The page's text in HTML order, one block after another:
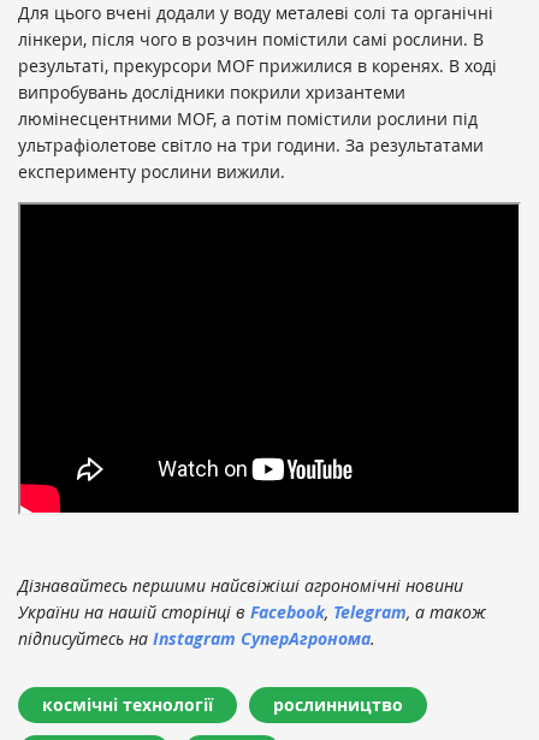
Для цього вчені додали у воду металеві солі та органічні
лінкери, після чого в розчин помістили самі рослини. В
результаті, прекурсори MOF прижилися в коренях. В ході
випробувань дослідники покрили хризантеми
люмінесцентними MOF, а потім помістили рослини під
ультрафіолетове світло на три години. За результатами
експерименту рослини вижили.
дослідження.
Дізнавайтесь першими найсвіжіші агрономічні новини
України на нашій сторінці в Facebook, Telegram, а також
підписуйтесь на Instagram СуперАгронома.
космічні технології рослинництво